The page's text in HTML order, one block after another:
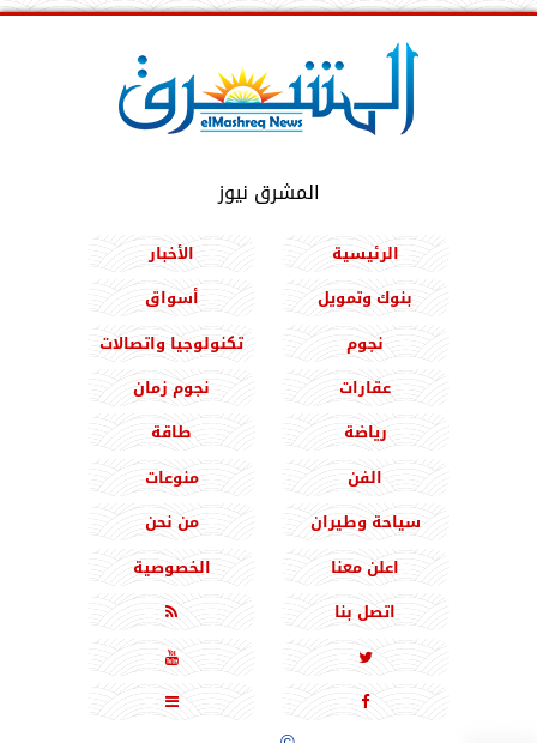
المشرق نيوز
الرئيسية
الأخبار
بنوك وتمويل
أسواق
نجوم
تكنولوجيا واتصالات
عقارات
نجوم زمان
رياضة
طاقة
الفن
منوعات
سياحة وطيران
من نحن
اعلن معنا
الخصوصية
اتصل بنا




